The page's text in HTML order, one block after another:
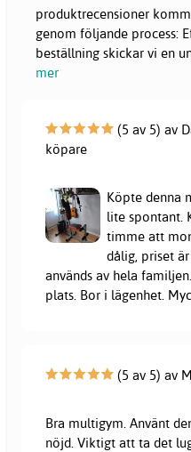
produktrecensioner
genom följande process:
beställning skickar vi en
mer
(5 av 5) av
köpare
Köpte denna
lite spontant.
timme att
dålig, priset
används av hela
plats. Bor i lägenhet.
(5 av 5) av
Bra multigym. Använt
nöjd. Viktigt att ta det